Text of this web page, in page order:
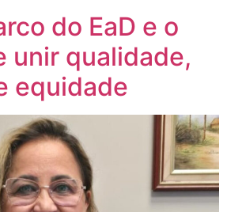
do EaD e o
unir qualidade,
equidade